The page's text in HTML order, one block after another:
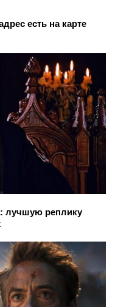
есть на карте
лучшую реплику